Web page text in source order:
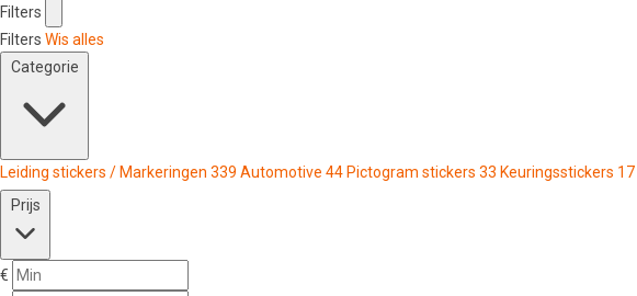
Filters
Filters Wis alles
Categorie
Leiding stickers / Markeringen 339 Automotive 44 Pictogram stickers 33 Keuringsstickers 17
Prijs
€